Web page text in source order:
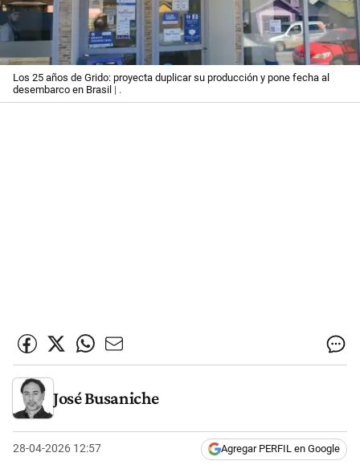
Los 25 años de Grido: proyecta duplicar su producción y pone fecha al
desembarco en Brasil | .
José Busaniche
28-04-2026 12:57 Agregar PERFIL en Google